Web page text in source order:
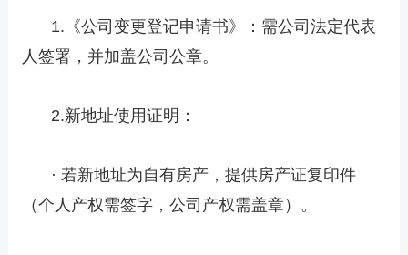
1.《公司变更登记申请书》：需公司法定代表
人签署，并加盖公司公章。
2.新地址使用证明：
· 若新地址为自有房产，提供房产证复印件
（个人产权需签字，公司产权需盖章）。